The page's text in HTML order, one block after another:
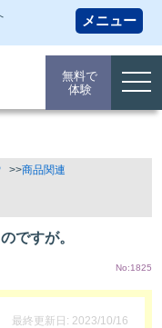
無料で
体験
商品関連
ですが。
No:1825
最終更新日: 2023/10/16